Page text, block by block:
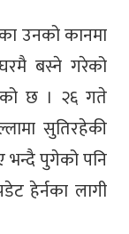
उनको कानमा
बस्ने गरेको
छ । २६ गते
सुतिरहेकी
भन्दै पुगेको पनि
हेर्नका लागी